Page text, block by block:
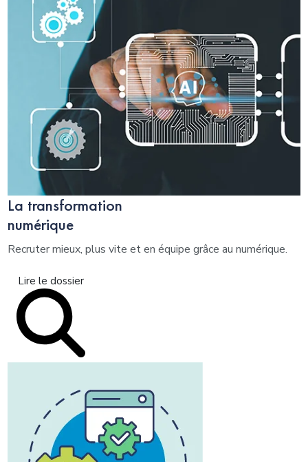
La transformation
numérique
Recruter mieux, plus vite et en équipe grâce au numérique.
Lire le dossier